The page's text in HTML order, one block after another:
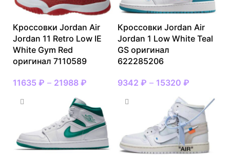
Кроссовки Jordan Air
Jordan 11 Retro Low IE
White Gym Red
оригинал 7110589
11635 ₽ – 21988 ₽
Кроссовки Jordan Air
Jordan 1 Low White Teal
GS оригинал
622285206
9342 ₽ – 15320 ₽